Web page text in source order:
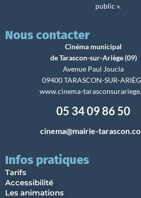
public ».
Nous contacter
Cinéma municipal
de Tarascon-sur-Ariège (09)
Avenue Paul Joucla
09400 TARASCON-SUR-
www.cinema-
05 34 09 86 50
cinema@mairie-
Infos pratiques
Tarifs
Accessibilité
Les animations